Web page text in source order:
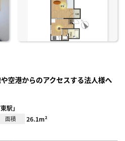
空港からのアクセスする法人様へ
駅」
面積 26.1m²